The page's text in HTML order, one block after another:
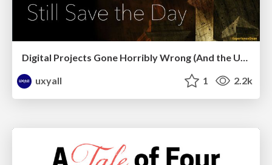
Digital Projects Gone Horribly Wrong (And the UX Pros Who Still Save the Day) - Dean Schuster
uxyall
1 2.2k